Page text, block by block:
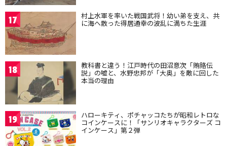
17 村上水軍を率いた戦国武将！幼い弟を支え、共
に海へ散った得居通幸の波乱に満ちた生涯
18 教科書と違う！江戸時代の田沼意次「賄賂伝
説」の嘘と、水野忠邦が「大奥」を敵に回した
本当の理由
19 ハローキティ、ポチャッコたちが昭和レトロな
コインケースに！「サンリオキャラクターズ コ
インケース」第２弾